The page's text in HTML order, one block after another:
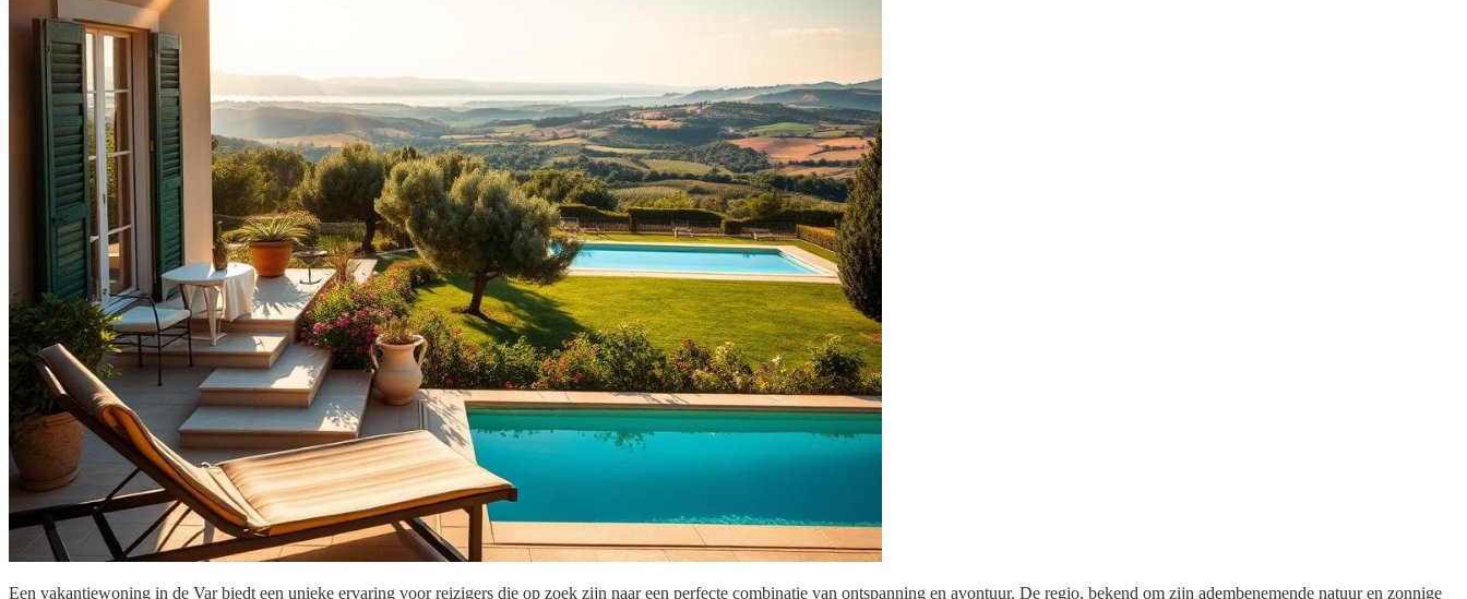
Een vakantiewoning in de Var biedt een unieke ervaring voor reizigers die op zoek zijn naar een perfecte combinatie van ontspanning en avontuur. De regio, bekend om zijn adembenemende natuur en zonnige